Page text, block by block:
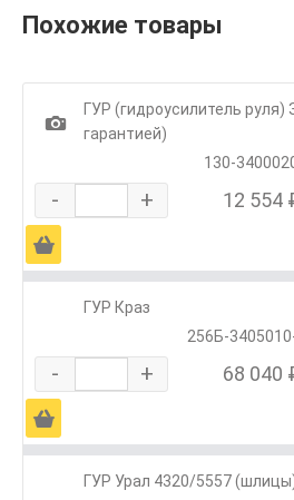
Похожие товары
1
ГУР (гидроусилитель
гарантией)
130-
- + 12 554
Ä
ГУР Краз
256Б-
- + 68 040
Ä
ГУР Урал 4320/5557